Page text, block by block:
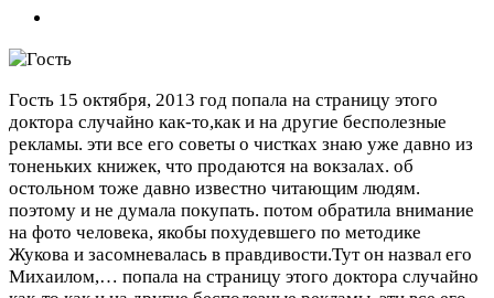
Гость 15 октября, 2013 год попала на страницу этого
доктора случайно как-то,как и на другие бесполезные
рекламы. эти все его советы о чистках знаю уже давно из
тоненьких книжек, что продаются на вокзалах. об
остольном тоже давно известно читающим людям.
поэтому и не думала покупать. потом обратила внимание
на фото человека, якобы похудевшего по методике
Жукова и засомневалась в правдивости.Тут он назвал его
Михаилом,… попала на страницу этого доктора случайно